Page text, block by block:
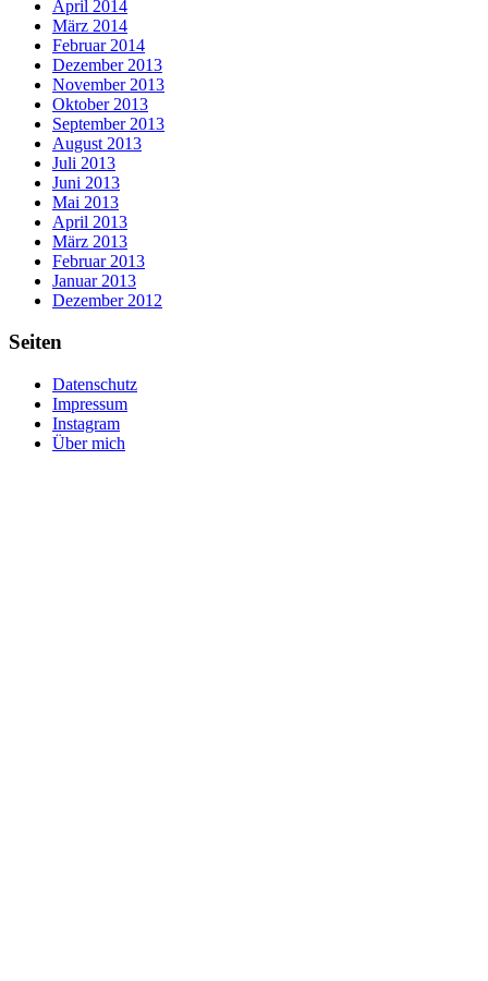
April 2014
März 2014
Februar 2014
Dezember 2013
November 2013
Oktober 2013
September 2013
August 2013
Juli 2013
Juni 2013
Mai 2013
April 2013
März 2013
Februar 2013
Januar 2013
Dezember 2012
Seiten
Datenschutz
Impressum
Instagram
Über mich